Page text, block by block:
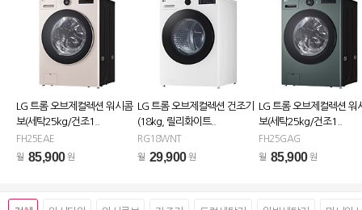
LG 트롬 오브제컬렉션 워시콤
보(세탁25kg/건조1..
FH25EAE
월 85,900 원
LG 트롬 오브제컬렉션 건조기
(18kg, 릴리화이트..
RG18WNT
월 29,900 원
LG 트롬 오브제컬렉션 워
보(세탁25kg/건조1..
FH25GAG
월 85,900 원